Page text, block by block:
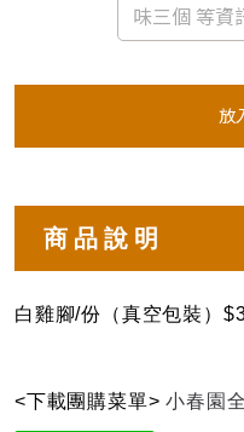
放
商品說明
白雞腳/份（真空包裝）
<下載團購菜單>小春園